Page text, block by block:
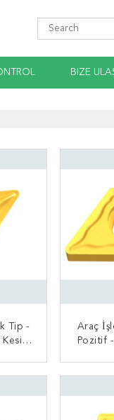
BIZE
Tip -
Araç
Pozitif